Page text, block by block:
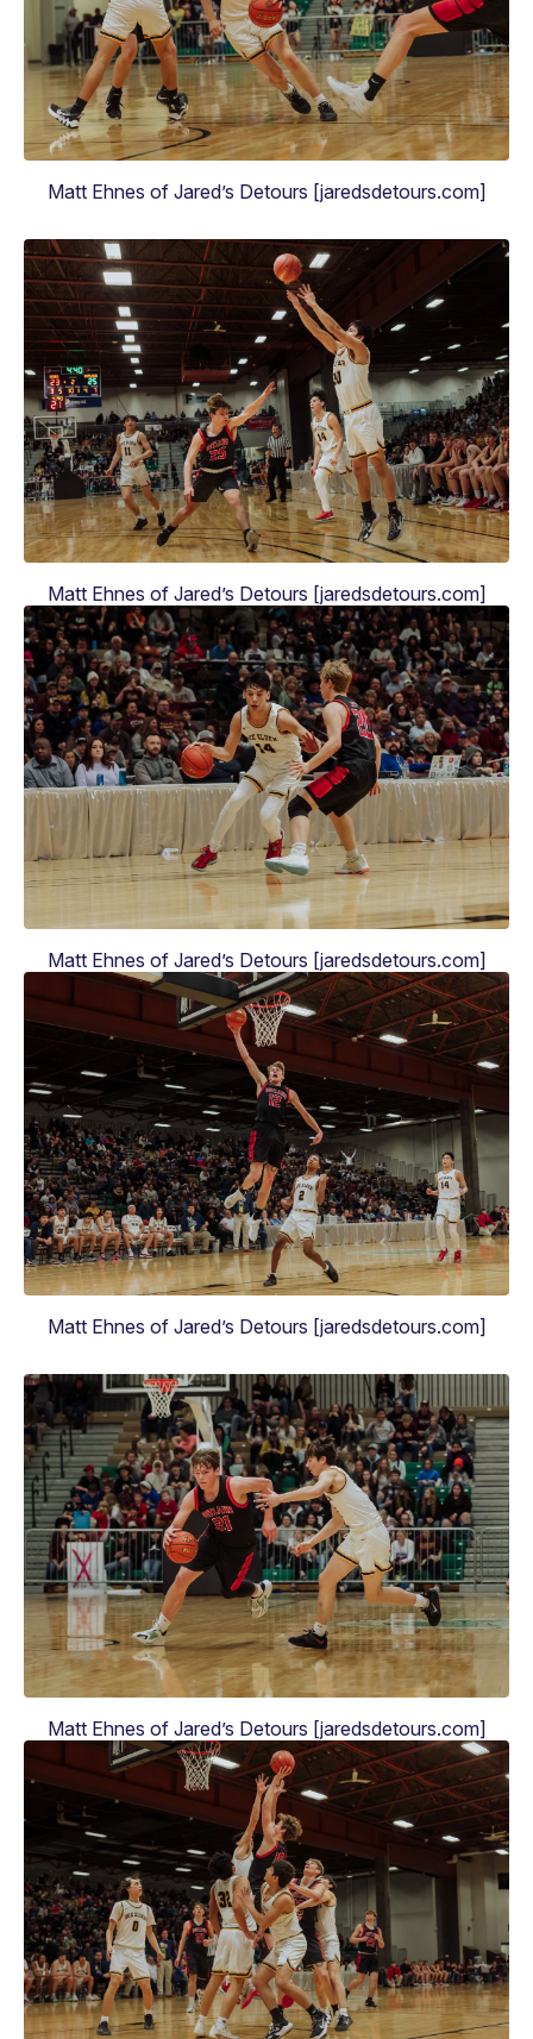
Matt Ehnes of Jared’s Detours [jaredsdetours.com]
Matt Ehnes of Jared’s Detours [jaredsdetours.com]
Matt Ehnes of Jared’s Detours [jaredsdetours.com]
Matt Ehnes of Jared’s Detours [jaredsdetours.com]
Matt Ehnes of Jared’s Detours [jaredsdetours.com]